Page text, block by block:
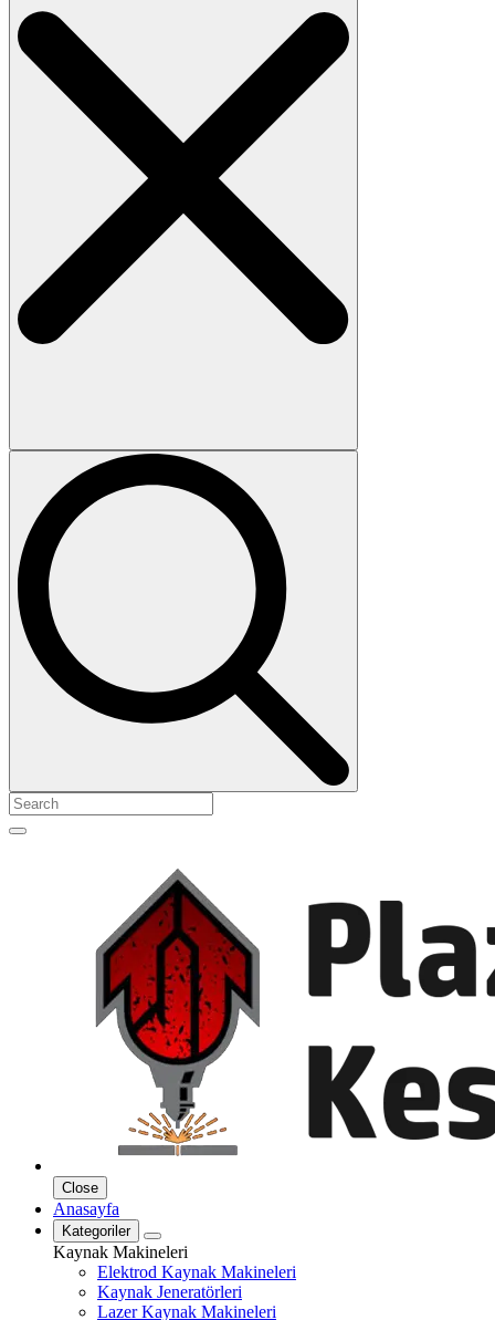
Close
Anasayfa
Kategoriler
Kaynak Makineleri
Elektrod Kaynak Makineleri
Kaynak Jeneratörleri
Lazer Kaynak Makineleri